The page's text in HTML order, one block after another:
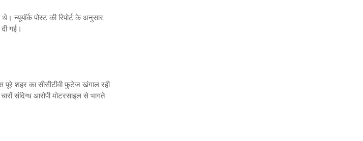
पोस्ट की रिपोर्ट के अनुसार,
गई।
पूरे शहर का सीसीटीवी फुटेज खंगाल रही
संदिग्ध आरोपी मोटरसाइल से भागते